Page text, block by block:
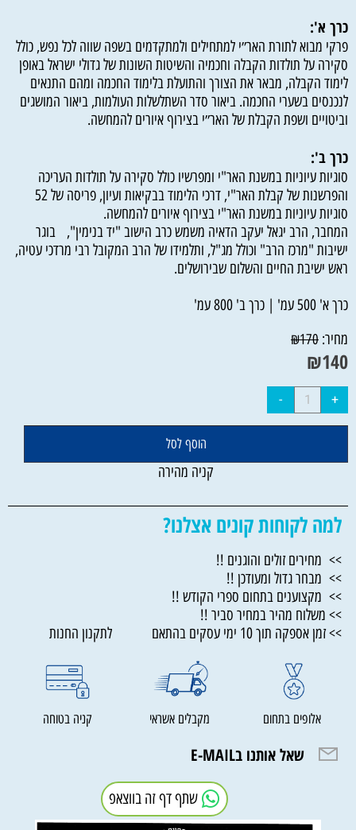
כרך א':
פרקי מבוא לתורת האר״י למתחילים ולמתקדמים בשפה שווה לכל נפש, כולל
סקירה על תולדות הקבלה וחכמיה והשיטות השונות של גדולי ישראל באופן
לימוד הקבלה, מבאר את הצורך והתועלת בלימוד החכמה ומהם התנאים
לנכנסים בשערי החכמה. ביאור סדר השתלשלות העולמות, ביאור המושגים
וביטויים ושפת הקבלת של האר״י בצירוף איורים להמחשה.
כרך ב':
סוגיות עיוניות במשנת האר"י ומפרשיו כולל סקירה על תולדות העריכה
והפרשנות של קבלת האר"י, דרכי הלימוד בבקיאות ועיון, פריסה של 52
סוגיות עיוניות במשנת האר"י בצירוף איורים להמחשה.
המחבר, הרב יגאל יעקב הדאיה משמש כרב הישוב "יד בנימין", בוגר
ישיבות "מרכז הרב" וכולל מג"ל, ותלמידו של הרב המקובל רבי מרדכי עטיה,
ראש ישיבת החיים והשלום שבירושלים.
כרך א' 500 עמ' | כרך ב' 800 עמ'
מחיר:
₪170
₪140
הוסף לסל
קניה מהירה
למה לקוחות קונים אצלנו?
>> מחירים זולים והוגנים !!
>> מבחר גדול ומעודכן !!
>> מקצוענים בתחום ספרי הקודש !!
>> משלוח מהיר במחיר סביר !!
>> זמן אספקה תוך 10 ימי עסקים בהתאם לתקנון החנות
אלופים בתחום מקבלים אשראי קניה בטוחה
שאל אותנו בE-MAIL
שתף דף זה בווצאפ